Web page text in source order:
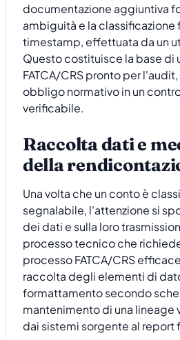
documentazione aggiuntiva
ambiguità e la classificazione
timestamp, effettuata da un
Questo costituisce la base di
FATCA/CRS pronto per
obbligo normativo in un
verificabile.
Raccolta dati e
della
Una volta che un conto è
segnalabile, l'attenzione si
dei dati e sulla loro
processo tecnico che
processo FATCA/CRS
raccolta degli elementi di
formattamento secondo
mantenimento di una
dai sistemi sorgente al report